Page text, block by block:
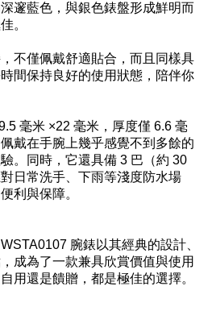
邃藍色，與銀色錶盤形成鮮明而
。
不僅佩戴舒適貼合，而且同樣具
間保持良好的使用狀態，陪伴你
毫米 ×22 毫米，厚度僅 6.6 毫
戴在手腕上幾乎感覺不到多餘的
。同時，它還具備 3 巴（約 30
日常洗手、下雨等淺度防水場
利與保障。
腕錶以其經典的設計、
成為了一款兼具欣賞價值與使用
用還是饋贈，都是極佳的選擇。